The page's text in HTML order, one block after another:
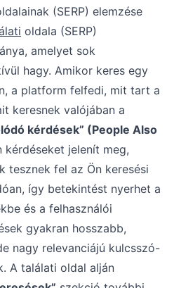
(SERP) elemzése
oldala (SERP)
amelyet sok
hagy. Amikor keres egy
a platform felfedi, mit tart a
keresnek valójában a
kérdések” (People Also
kérdéseket jelenít meg,
tesznek fel az Ön keresési
így betekintést nyerhet a
és a felhasználói
gyakran hosszabb,
nagy relevanciájú kulcsszó-
A találati oldal alján